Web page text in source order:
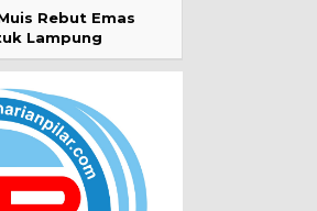
Rebut Emas
Lampung